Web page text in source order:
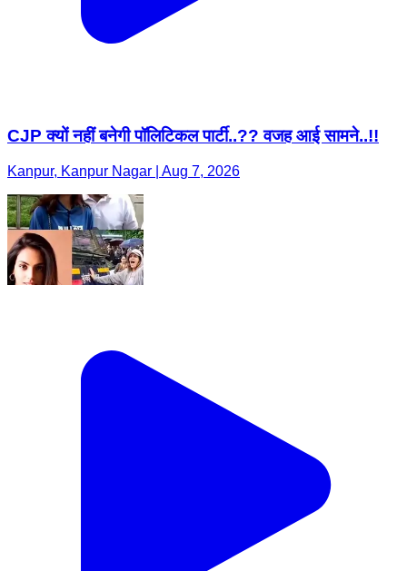
CJP क्यों नहीं बनेगी पॉलिटिकल पार्टी..?? वजह आई सामने..!!
Kanpur, Kanpur Nagar | Aug 7, 2026